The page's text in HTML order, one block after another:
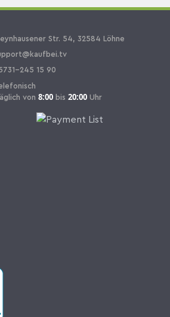
Str. 54, 32584 Löhne
245 15 90
von 8:00 bis 20:00 Uhr